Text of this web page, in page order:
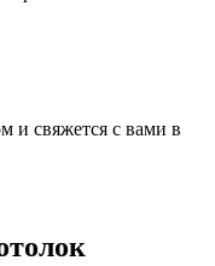
и свяжется с вами в